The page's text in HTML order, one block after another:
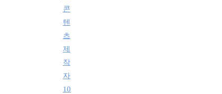
콘
텐
츠
제
작
자
10